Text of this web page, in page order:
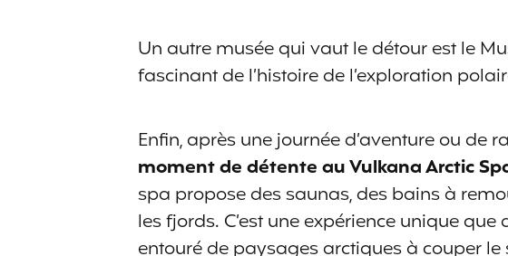
Un autre musée qui vaut le détour est le
fascinant de l’histoire de l’exploration
Enfin, après une journée d’aventure ou de
moment de détente au Vulkana Arctic
spa propose des saunas, des bains à
les fjords. C’est une expérience unique
entouré de paysages arctiques à couper le